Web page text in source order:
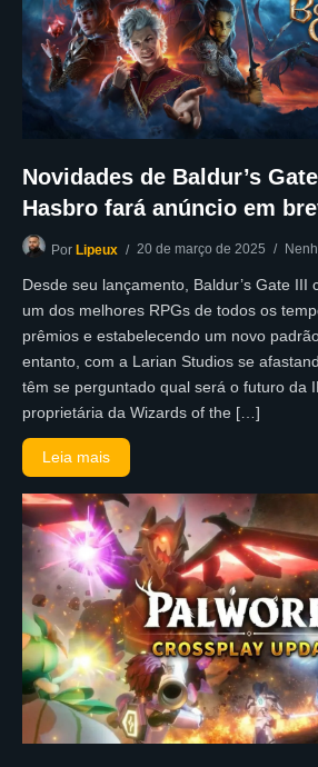
Novidades de Baldur’s
Hasbro fará anúncio em
Por Lipeux 20 de março de 2025
Desde seu lançamento, Baldur’s Gate III
um dos melhores RPGs de todos os
prêmios e estabelecendo um novo
entanto, com a Larian Studios se
têm se perguntado qual será o futuro da
proprietária da Wizards of the […]
Leia mais